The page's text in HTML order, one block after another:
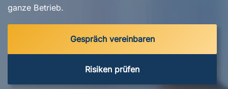
ganze Betrieb.
Gespräch vereinbaren
Risiken prüfen